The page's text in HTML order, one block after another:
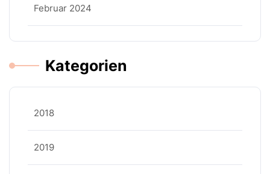
Februar 2024
Kategorien
2018
2019